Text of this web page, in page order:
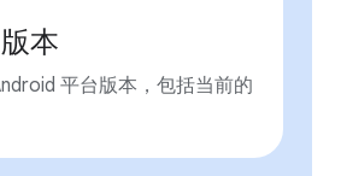
本
平台版本，包括当前的